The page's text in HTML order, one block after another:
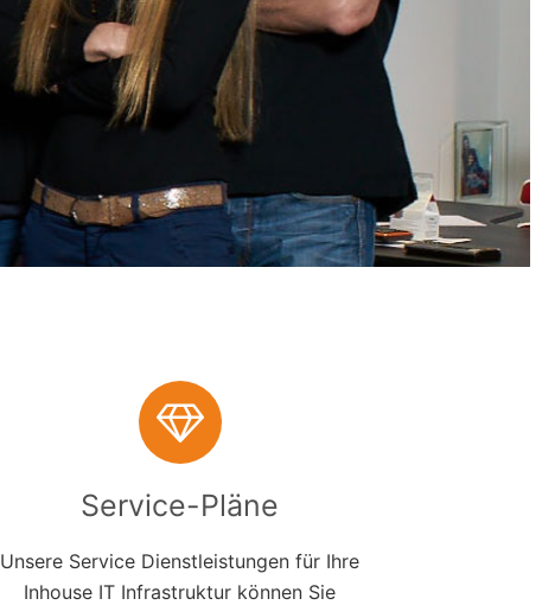
Service-Pläne
Unsere Service Dienstleistungen für Ihre
Inhouse IT Infrastruktur können Sie